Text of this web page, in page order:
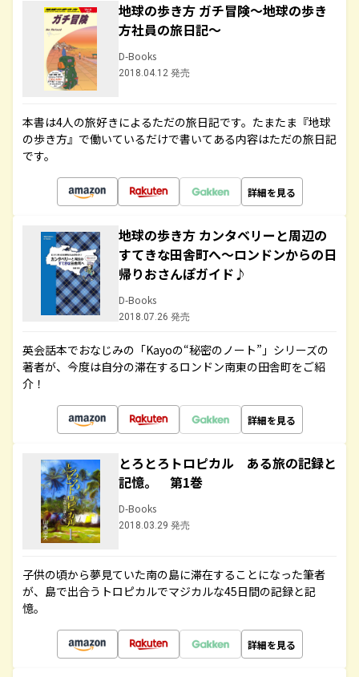
地球の歩き方 ガチ冒険～地球の歩き
方社員の旅日記～
D-Books
2018.04.12 発売
本書は4人の旅好きによるただの旅日記です。たまたま『地球
の歩き方』で働いているだけで書いてある内容はただの旅日記
です。
詳細を見る
地球の歩き方 カンタベリーと周辺の
すてきな田舎町へ～ロンドンからの日
帰りおさんぽガイド♪
D-Books
2018.07.26 発売
英会話本でおなじみの「Kayoの“秘密のノート”」シリーズの
著者が、今度は自分の滞在するロンドン南東の田舎町をご紹
介！
詳細を見る
とろとろトロピカル ある旅の記録と
記憶。 第1巻
D-Books
2018.03.29 発売
子供の頃から夢見ていた南の島に滞在することになった筆者
が、島で出合うトロピカルでマジカルな45日間の記録と記
憶。
詳細を見る